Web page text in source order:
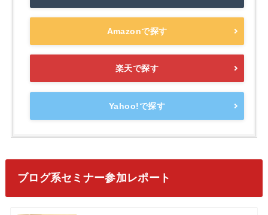
Amazonで探す
楽天で探す
Yahoo!で探す
ブログ系セミナー参加レポート